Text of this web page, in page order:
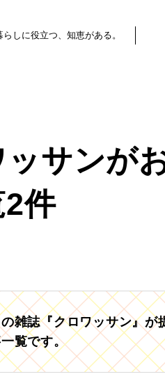
らしに役立つ、知恵がある。
ッサンが
件
雑誌『クロワッサン』
覧です。